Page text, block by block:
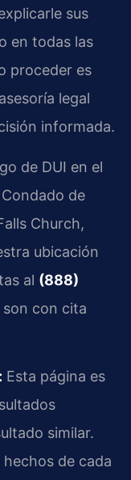
sus
en todas las
proceder es
legal
informada.
de DUI en el
de
Church,
ubicación
al (888)
son con cita
Esta página es
similar.
de cada